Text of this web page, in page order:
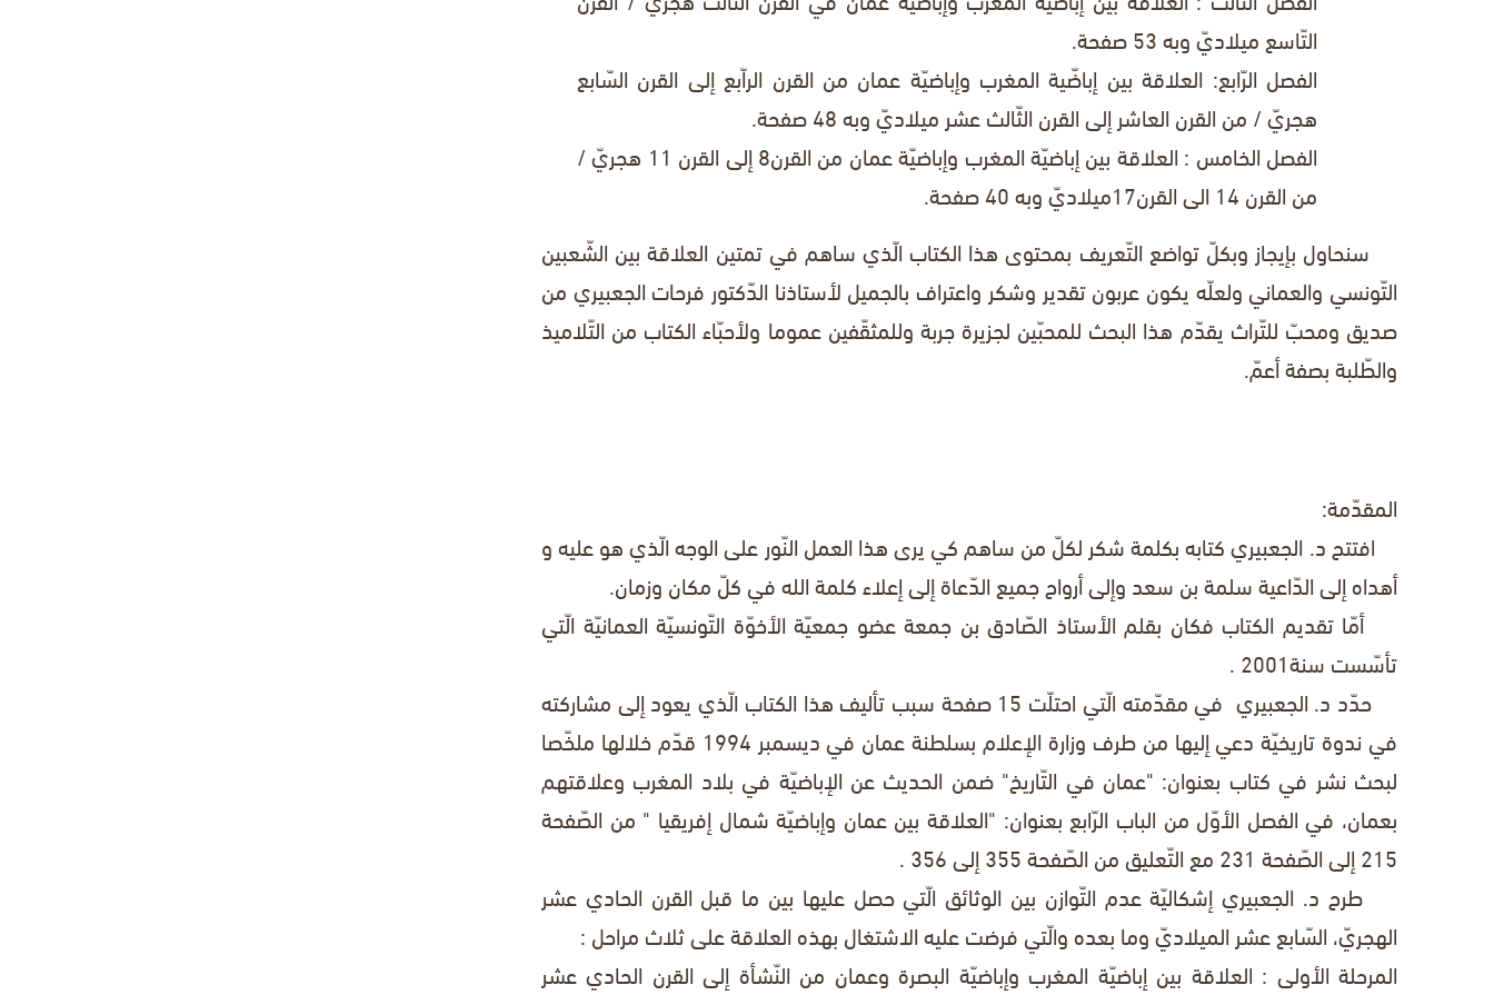
التّاسع ميلاديّ وبه 53 صفحة.
الفصل الرّابع: العلاقة بين إباضّية المغرب وإباضيّة عمان من القرن الراّبع إلى القرن السّابع
هجريّ / من القرن العاشر إلى القرن الثّالث عشر ميلاديّ وبه 48 صفحة.
الفصل الخامس
: العلاقة بين إباضيّة المغرب وإباضيّة عمان من القرن8 إلى القرن 11 هجريّ /
من القرن 14 الى القرن17ميلاديّ وبه 40 صفحة.
سنحاول بإيجاز وبكلّ تواضع التّعريف بمحتوى هذا الكتاب الّذي ساهم في تمتين العلاقة بين الشّعبين
التّونسي والعماني ولعلّه يكون عربون تقدير وشكر واعتراف بالجميل لأستاذنا الدّكتور فرحات الجعبيري من
صديق ومحبّ للتّراث يقدّم هذا البحث للمحبّين لجزيرة جربة وللمثقّفين عموما ولأحبّاء الكتاب من التّلاميذ
والطّلبة بصفة أعمّ.
المقدّمة:
افتتح د. الجعبيري كتابه بكلمة شكر لكلّ من ساهم كي يرى هذا العمل النّور على الوجه الّذي هو عليه و
أهداه إلى الدّاعية سلمة بن سعد وإلى أرواح جميع الدّعاة إلى إعلاء كلمة الله في كلّ مكان وزمان.
أمّا تقديم الكتاب فكان بقلم الأستاذ الصّادق بن جمعة عضو جمعيّة الأخوّة التّونسيّة العمانيّة الّتي
تأسّست سنة2001 .
حدّد د. الجعبيري في مقدّمته الّتي احتلّت 15 صفحة سبب تأليف هذا الكتاب الّذي يعود إلى مشاركته
في ندوة تاريخيّة دعي إليها من طرف وزارة الإعلام بسلطنة عمان في ديسمبر 1994 قدّم خلالها ملخّصا
لبحث نشر في كتاب بعنوان: "عمان في التّاريخ" ضمن الحديث عن الإباضيّة في بلاد المغرب وعلاقتهم
بعمان، في الفصل الأوّل من الباب الرّابع بعنوان: "العلاقة بين عمان وإباضيّة شمال إفريقيا " من الصّفحة
215 إلى الصّفحة 231 مع التّعليق من الصّفحة 355 إلى 356 .
طرح د. الجعبيري إشكاليّة عدم التّوازن بين الوثائق الّتي حصل عليها بين ما قبل القرن الحادي عشر
الهجريّ، السّابع عشر الميلاديّ وما بعده والّتي فرضت عليه الاشتغال بهذه العلاقة على ثلاث مراحل :
المرحلة الأولى : العلاقة بين إباضيّة المغرب وإباضيّة البصرة وعمان من النّشأة إلى القرن الحادي عشر